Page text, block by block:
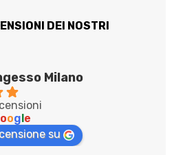
DEI NOSTRI
Milano
oogle
su